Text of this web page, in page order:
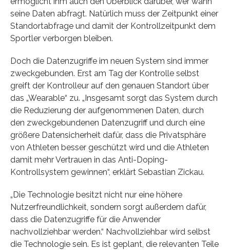
seine Daten abfragt. Natürlich muss der Zeitpunkt einer
Standortabfrage und damit der Kontrollzeitpunkt dem
Sportler verborgen bleiben.
Doch die Datenzugriffe im neuen System sind immer
zweckgebunden. Erst am Tag der Kontrolle selbst
greift der Kontrolleur auf den genauen Standort über
das „Wearable“ zu. „Insgesamt sorgt das System durch
die Reduzierung der aufgenommenen Daten, durch
den zweckgebundenen Datenzugriff und durch eine
größere Datensicherheit dafür, dass die Privatsphäre
von Athleten besser geschützt wird und die Athleten
damit mehr Vertrauen in das Anti-Doping-
Kontrollsystem gewinnen“, erklärt Sebastian Zickau.
„Die Technologie besitzt nicht nur eine höhere
Nutzerfreundlichkeit, sondern sorgt außerdem dafür,
dass die Datenzugriffe für die Anwender
nachvollziehbar werden.“ Nachvollziehbar wird selbst
die Technologie sein. Es ist geplant, die relevanten Teile